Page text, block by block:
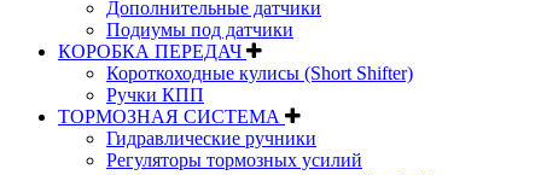
Дополнительные датчики
Подиумы под датчики
КОРОБКА ПЕРЕДАЧ
Короткоходные кулисы (Short Shifter)
Ручки КПП
ТОРМОЗНАЯ СИСТЕМА
Гидравлические ручники
Регуляторы тормозных усилий